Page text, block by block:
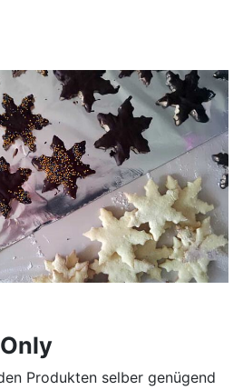
Produkten selber genügend